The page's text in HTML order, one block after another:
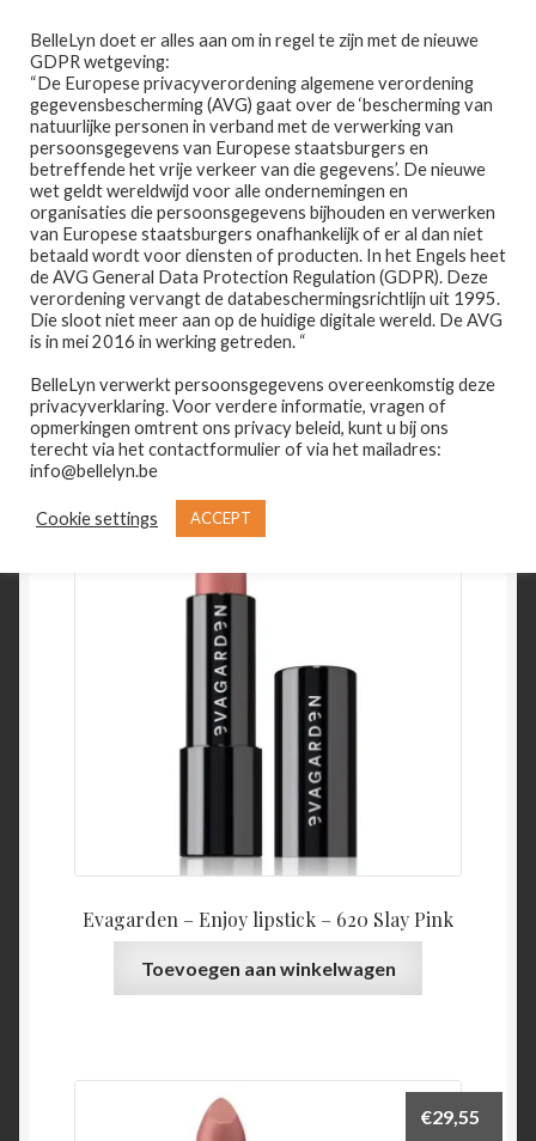
door
naar
navigatie
naar
de
inhoud
Menu
Home
Afspraak maken
Prijslijst
Winkel
Contact
Wie is Belle-Lyn ?
Home PRODUCTEN GETAGGED “LIPSTICK”
lipstick
Toont alle 7 resultaten
Evagarden – Enjoy lipstick – 620 Slay Pink
Toevoegen aan winkelwagen
€29,55
BelleLyn doet er alles aan om in regel te zijn met de nieuwe
GDPR wetgeving:
“De Europese privacyverordening algemene verordening
gegevensbescherming (AVG) gaat over de ‘bescherming van
natuurlijke personen in verband met de verwerking van
persoonsgegevens van Europese staatsburgers en
betreffende het vrije verkeer van die gegevens’. De nieuwe
wet geldt wereldwijd voor alle ondernemingen en
organisaties die persoonsgegevens bijhouden en verwerken
van Europese staatsburgers onafhankelijk of er al dan niet
betaald wordt voor diensten of producten. In het Engels heet
de AVG General Data Protection Regulation (GDPR). Deze
verordening vervangt de databeschermingsrichtlijn uit 1995.
Die sloot niet meer aan op de huidige digitale wereld. De AVG
is in mei 2016 in werking getreden. “
BelleLyn verwerkt persoonsgegevens overeenkomstig deze
privacyverklaring. Voor verdere informatie, vragen of
opmerkingen omtrent ons privacy beleid, kunt u bij ons
terecht via het contactformulier of via het mailadres:
info@bellelyn.be
Cookie settings ACCEPT